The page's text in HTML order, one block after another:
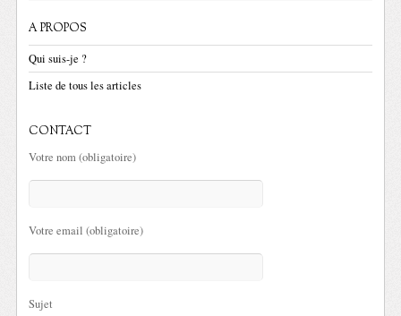
A PROPOS
Qui suis-je ?
Liste de tous les articles
CONTACT
Votre nom (obligatoire)
Votre email (obligatoire)
Sujet